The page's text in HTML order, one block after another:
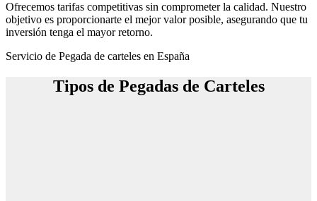
Ofrecemos tarifas competitivas sin comprometer la calidad. Nuestro
objetivo es proporcionarte el mejor valor posible, asegurando que tu
inversión tenga el mayor retorno.
Servicio de Pegada de carteles en España
Tipos de Pegadas de Carteles